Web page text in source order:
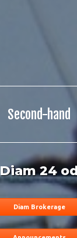
Second-hand
Diam 24
Diam Brokerage